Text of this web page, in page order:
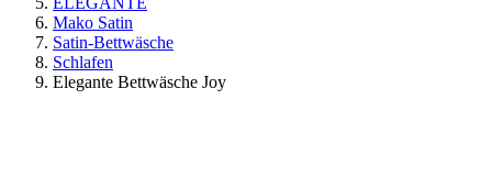
Mako Satin
Satin-Bettwäsche
Schlafen
Elegante Bettwäsche Joy